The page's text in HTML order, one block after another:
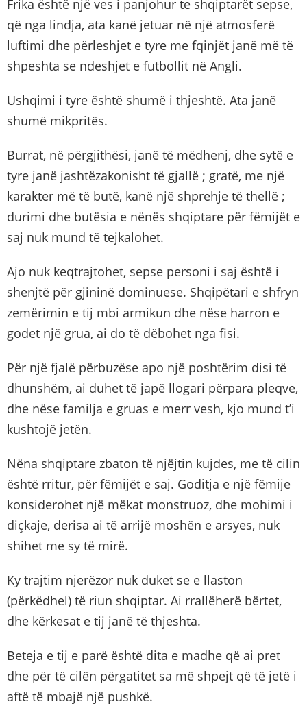
Frika është një ves i panjohur te shqiptarët sepse,
që nga lindja, ata kanë jetuar në një atmosferë
luftimi dhe përleshjet e tyre me fqinjët janë më të
shpeshta se ndeshjet e futbollit në Angli.
Ushqimi i tyre është shumë i thjeshtë. Ata janë
shumë mikpritës.
Burrat, në përgjithësi, janë të mëdhenj, dhe sytë e
tyre janë jashtëzakonisht të gjallë ; gratë, me një
karakter më të butë, kanë një shprehje të thellë ;
durimi dhe butësia e nënës shqiptare për fëmijët e
saj nuk mund të tejkalohet.
Ajo nuk keqtrajtohet, sepse personi i saj është i
shenjtë për gjininë dominuese. Shqipëtari e shfryn
zemërimin e tij mbi armikun dhe nëse harron e
godet një grua, ai do të dëbohet nga fisi.
Për një fjalë përbuzëse apo një poshtërim disi të
dhunshëm, ai duhet të japë llogari përpara pleqve,
dhe nëse familja e gruas e merr vesh, kjo mund t’i
kushtojë jetën.
Nëna shqiptare zbaton të njëjtin kujdes, me të cilin
është rritur, për fëmijët e saj. Goditja e një fëmije
konsiderohet një mëkat monstruoz, dhe mohimi i
diçkaje, derisa ai të arrijë moshën e arsyes, nuk
shihet me sy të mirë.
Ky trajtim njerëzor nuk duket se e llaston
(përkëdhel) të riun shqiptar. Ai rrallëherë bërtet,
dhe kërkesat e tij janë të thjeshta.
Beteja e tij e parë është dita e madhe që ai pret
dhe për të cilën përgatitet sa më shpejt që të jetë i
aftë të mbajë një pushkë.